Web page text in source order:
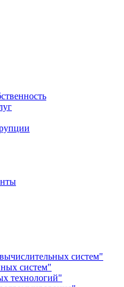
систем"
систем"
технологий"